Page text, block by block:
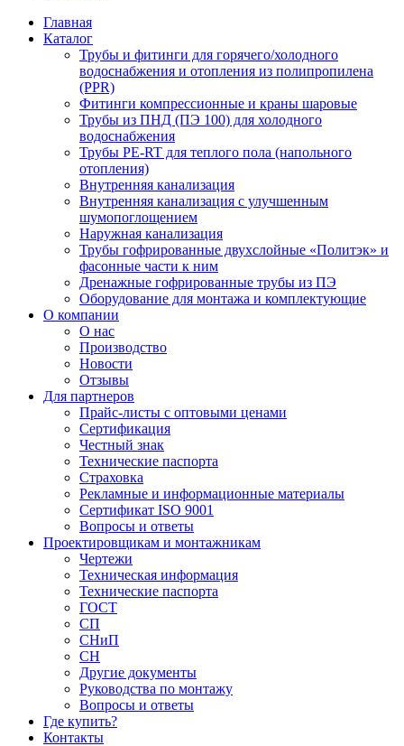
Главная
Каталог
Трубы и фитинги для горячего/холодного
водоснабжения и отопления из полипропилена
(PPR)
Фитинги компрессионные и краны шаровые
Трубы из ПНД (ПЭ 100) для холодного
водоснабжения
Трубы PE-RT для теплого пола (напольного
отопления)
Внутренняя канализация
Внутренняя канализация с улучшенным
шумопоглощением
Наружная канализация
Трубы гофрированные двухслойные «Политэк» и
фасонные части к ним
Дренажные гофрированные трубы из ПЭ
Оборудование для монтажа и комплектующие
О компании
О нас
Производство
Новости
Отзывы
Для партнеров
Прайс-листы с оптовыми ценами
Сертификация
Честный знак
Технические паспорта
Страховка
Рекламные и информационные материалы
Сертификат ISO 9001
Вопросы и ответы
Проектировщикам и монтажникам
Чертежи
Техническая информация
Технические паспорта
ГОСТ
СП
СНиП
СН
Другие документы
Руководства по монтажу
Вопросы и ответы
Где купить?
Контакты